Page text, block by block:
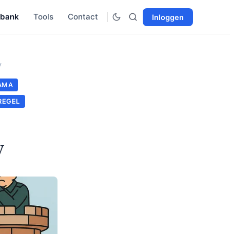
Tools Contact Inloggen